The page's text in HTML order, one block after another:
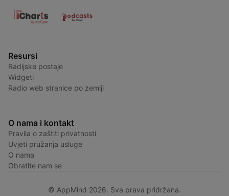
Resursi
Radijske postaje
Widgeti
Radio web stranice po zemlji
O nama i kontakt
Pravila o zaštiti privatnosti
Uvjeti pružanja usluge
O nama
Obratite nam se
© AppMind 2026. Sva prava pridržana.